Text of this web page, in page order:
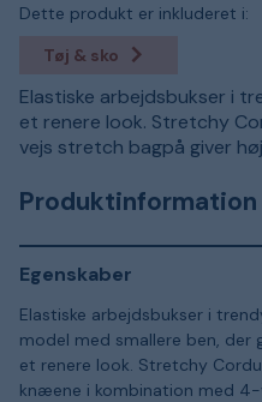
Dette produkt er inkluderet i:
Tøj & sko
Elastiske arbejdsbukser i
et renere look. Stretchy
vejs stretch bagpå giver
Produktinformation
Egenskaber
Elastiske arbejdsbukser i
model med smallere ben, der
et renere look. Stretchy
knæene i kombination med 4-